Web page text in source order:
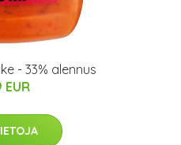
- 33% alennus
EUR